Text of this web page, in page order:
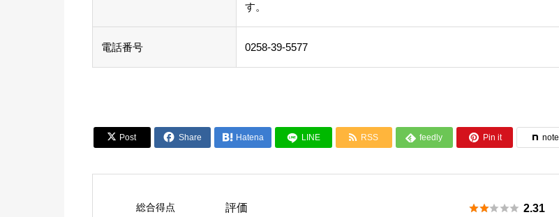
す。
電話番号 0258-39-5577
 Post  Share  Hatena LINE  RSS  feedly  Pin it note
総合得点 評価  2.31